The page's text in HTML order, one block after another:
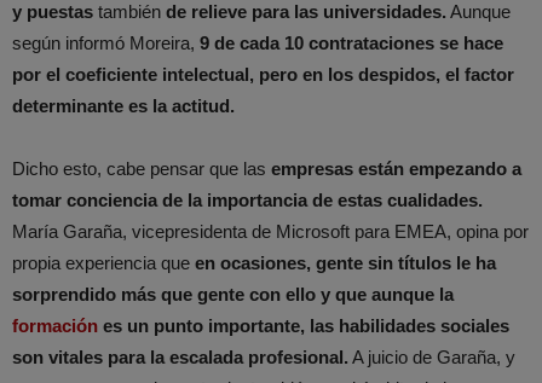
y puestas también de relieve para las universidades. Aunque
según informó Moreira, 9 de cada 10 contrataciones se hace
por el coeficiente intelectual, pero en los despidos, el factor
determinante es la actitud.
Dicho esto, cabe pensar que las empresas están empezando a
tomar conciencia de la importancia de estas cualidades.
María Garaña, vicepresidenta de Microsoft para EMEA, opina por
propia experiencia que en ocasiones, gente sin títulos le ha
sorprendido más que gente con ello y que aunque la
formación es un punto importante, las habilidades sociales
son vitales para la escalada profesional. A juicio de Garaña, y